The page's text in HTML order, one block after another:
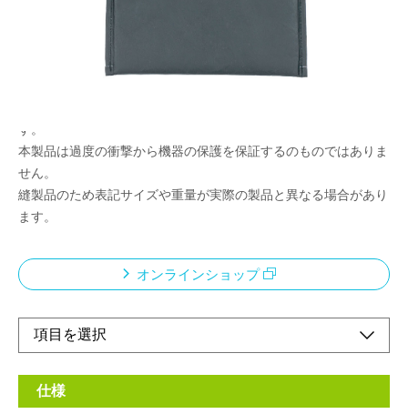
開閉部はスマートに取り出しできるマグネットタイプ
内側は収納物を優しく保護する起毛素材使用
す。
本製品は過度の衝撃から機器の保護を保証するのものではありま
せん。
縫製品のため表記サイズや重量が実際の製品と異なる場合があり
ます。
オンラインショップ
仕様